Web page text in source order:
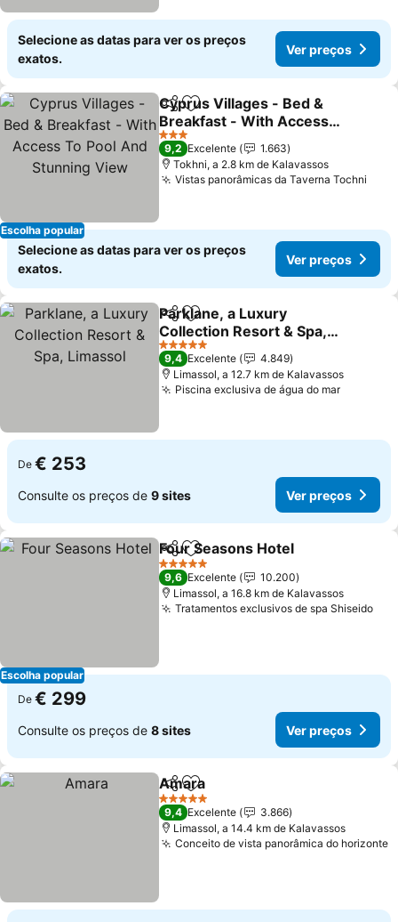
Selecione as datas para ver os preços
exatos.
Ver preços
Escolha popular
PartilharAdicionar aos favoritos
Cyprus Villages - Bed &
Breakfast - With Access
To Pool And Stunning
View
3 Estrelas
9,2 Excelente
1.663
Tokhni, a 2.8 km de Kalavassos
Vistas panorâmicas da Taverna Tochni
Selecione as datas para ver os preços
exatos.
Ver preços
PartilharAdicionar aos favoritos
Parklane, a Luxury
Collection Resort & Spa,
Limassol
5 Estrelas
9,4 Excelente
4.849
Limassol, a 12.7 km de Kalavassos
Piscina exclusiva de água do mar
De € 253
Consulte os preços de 9 sites Ver preços
Escolha popular
PartilharAdicionar aos favoritos
Four Seasons Hotel
5 Estrelas
9,6 Excelente
10.200
Limassol, a 16.8 km de Kalavassos
Tratamentos exclusivos de spa Shiseido
De € 299
Consulte os preços de 8 sites Ver preços
PartilharAdicionar aos favoritos
Amara
5 Estrelas
9,4 Excelente
3.866
Limassol, a 14.4 km de Kalavassos
Conceito de vista panorâmica do horizonte